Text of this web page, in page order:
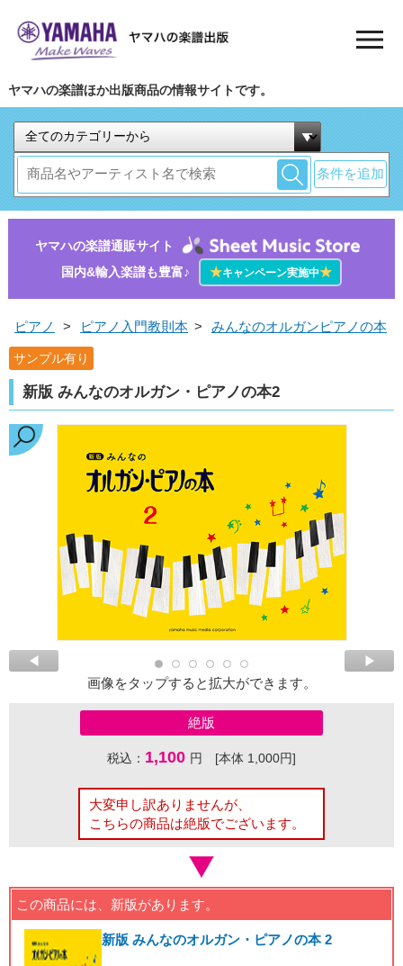
ヤマハの楽譜ほか出版商品の情報サイトです。
条件を追加
ヤマハの楽譜通販サイト
国内&輸入楽譜も豊富♪
★キャンペーン実施中★
ピアノ > ピアノ入門教則本 > みんなのオルガンピアノの本
サンプル有り
新版 みんなのオルガン・ピアノの本2
画像をタップすると拡大ができます。
絶版
税込： 1,100 円 [本体 1,000円]
大変申し訳ありませんが、
こちらの商品は絶版でございます。
この商品には、新版があります。
新版 みんなのオルガン・ピアノの本 2